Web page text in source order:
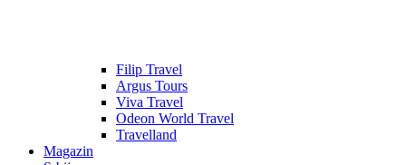
Filip Travel
Argus Tours
Viva Travel
Odeon World Travel
Travelland
Magazin